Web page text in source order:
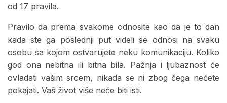
od 17 pravila.
Pravilo da prema svakome odnosite kao da je to dan
kada ste ga poslednji put videli se odnosi na svaku
osobu sa kojom ostvarujete neku komunikaciju. Koliko
god ona nebitna ili bitna bila. Pažnja i ljubaznost će
ovladati vašim srcem, nikada se ni zbog čega nećete
pokajati. Vaš život više neće biti isti.